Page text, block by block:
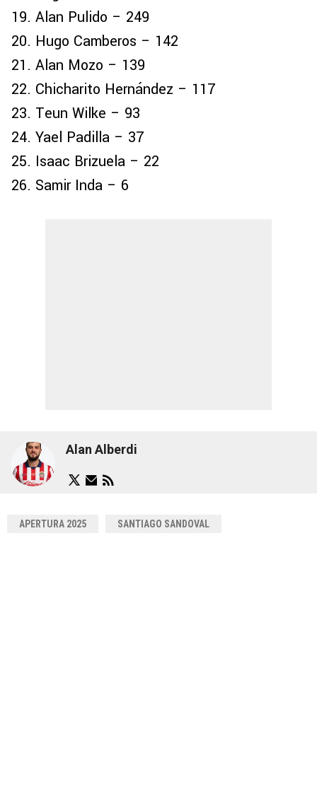
Alan Pulido – 249
Hugo Camberos – 142
Alan Mozo – 139
Chicharito Hernández – 117
Teun Wilke – 93
Yael Padilla – 37
Isaac Brizuela – 22
Samir Inda – 6
Alan Alberdi
APERTURA 2025 SANTIAGO SANDOVAL